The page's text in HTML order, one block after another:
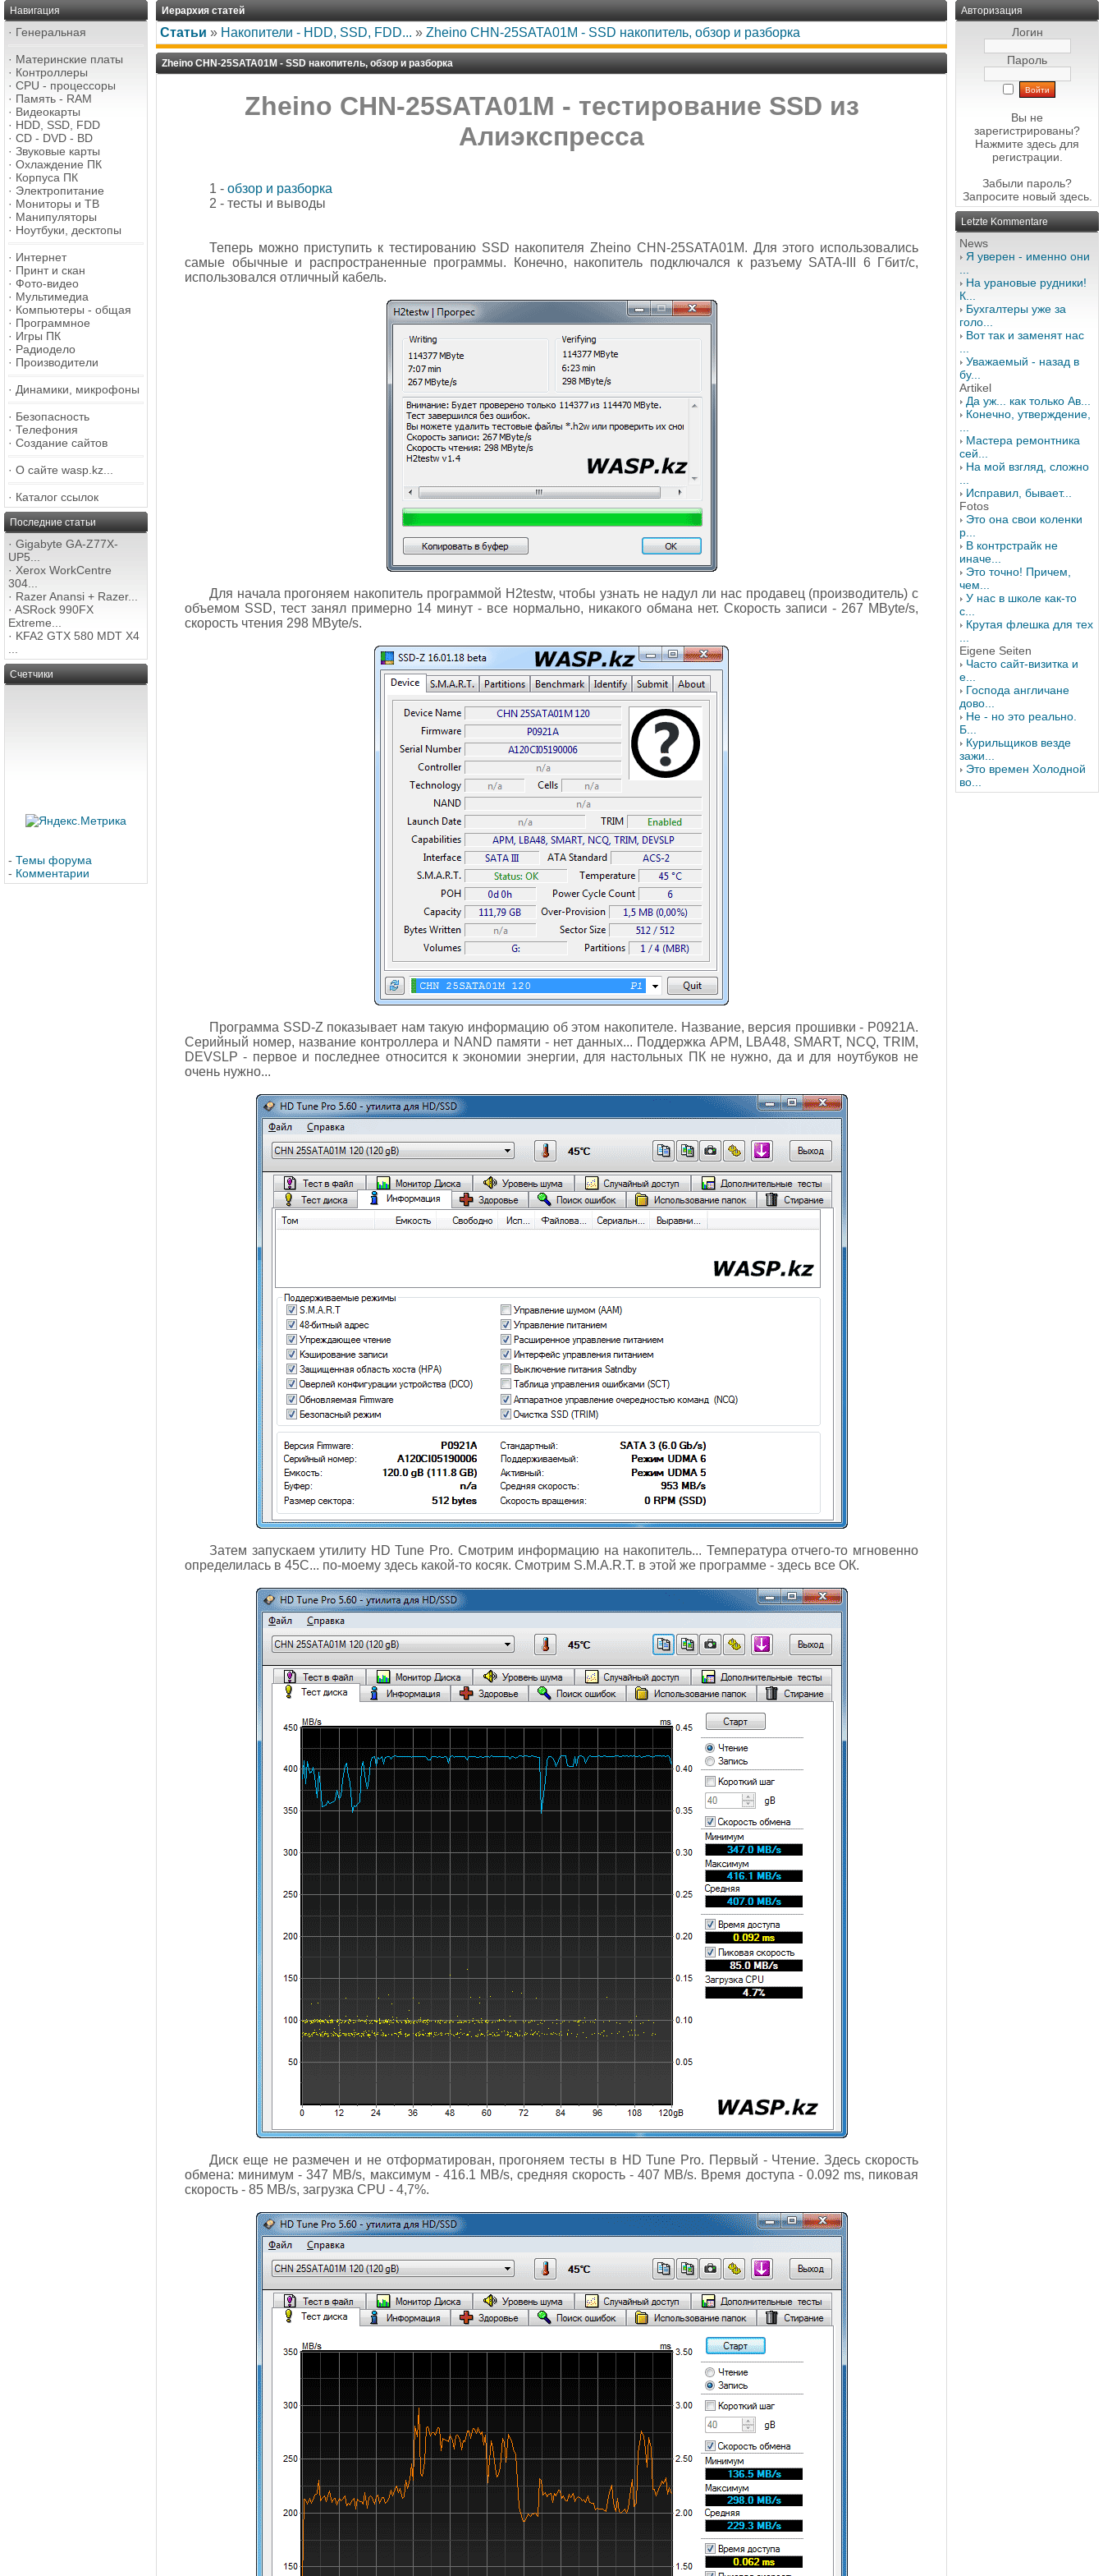
Навигация
· Генеральная
· Материнские платы
· Контроллеры
· CPU - процессоры
· Память - RAM
· Видеокарты
· HDD, SSD, FDD
· CD - DVD - BD
· Звуковые карты
· Охлаждение ПК
· Корпуса ПК
· Электропитание
· Мониторы и ТВ
· Манипуляторы
· Ноутбуки, десктопы
· Интернет
· Принт и скан
· Фото-видео
· Мультимедиа
· Компьютеры - общая
· Программное
· Игры ПК
· Радиодело
· Производители
· Динамики, микрофоны
· Безопасность
· Телефония
· Создание сайтов
· О сайте wasp.kz...
· Каталог ссылок
Последние статьи
· Gigabyte GA-Z77X-
UP5...
· Xerox WorkCentre
304...
· Razer Anansi + Razer...
· ASRock 990FX
Extreme...
· KFA2 GTX 580 MDT X4
Счетчики
- Темы форума
- Комментарии
Иерархия статей
Статьи » Накопители - HDD, SSD, FDD... » Zheino CHN-25SATA01M - SSD накопитель, обзор и разборка
Zheino CHN-25SATA01M - SSD накопитель, обзор и разборка
Zheino CHN-25SATA01M - тестирование SSD из
Алиэкспресса
1 - обзор и разборка
2 - тесты и выводы
Теперь можно приступить к тестированию SSD накопителя Zheino CHN-25SATA01M. Для этого использовались
самые обычные и распространенные программы. Конечно, накопитель подключался к разъему SATA-III 6 Гбит/с,
использовался отличный кабель.
Для начала прогоняем накопитель программой H2testw, чтобы узнать не надул ли нас продавец (производитель) с
объемом SSD, тест занял примерно 14 минут - все нормально, никакого обмана нет. Скорость записи - 267 MByte/s,
скорость чтения 298 MByte/s.
Программа SSD-Z показывает нам такую информацию об этом накопителе. Название, версия прошивки - P0921A.
Серийный номер, название контроллера и NAND памяти - нет данных... Поддержка APM, LBA48, SMART, NCQ, TRIM,
DEVSLP - первое и последнее относится к экономии энергии, для настольных ПК не нужно, да и для ноутбуков не
очень нужно...
Затем запускаем утилиту HD Tune Pro. Смотрим информацию на накопитель... Температура отчего-то мгновенно
определилась в 45С... по-моему здесь какой-то косяк. Смотрим S.M.A.R.T. в этой же программе - здесь все ОК.
Диск еще не размечен и не отформатирован, прогоняем тесты в HD Tune Pro. Первый - Чтение. Здесь скорость
обмена: минимум - 347 MB/s, максимум - 416.1 MB/s, средняя скорость - 407 MB/s. Время доступа - 0.092 ms, пиковая
скорость - 85 MB/s, загрузка CPU - 4,7%.
Авторизация
Логин
Пароль
Вы не
зарегистрированы?
Нажмите здесь для
регистрации.
Забыли пароль?
Запросите новый здесь.
Letzte Kommentare
News
Я уверен - именно они
На урановые рудники!
К...
Бухгалтеры уже за
голо...
Вот так и заменят нас
Уважаемый - назад в
бу...
Artikel
Да уж... как только Ав...
Конечно, утверждение,
Мастера ремонтника
сей...
На мой взгляд, сложно
Исправил, бывает...
Fotos
Это она свои коленки
р...
В контрстрайк не
иначе...
Это точно! Причем,
чем...
У нас в школе как-то
с...
Крутая флешка для тех
Eigene Seiten
Часто сайт-визитка и
е...
Господа англичане
дово...
Не - но это реально.
Б...
Курильщиков везде
зажи...
Это времен Холодной
во...